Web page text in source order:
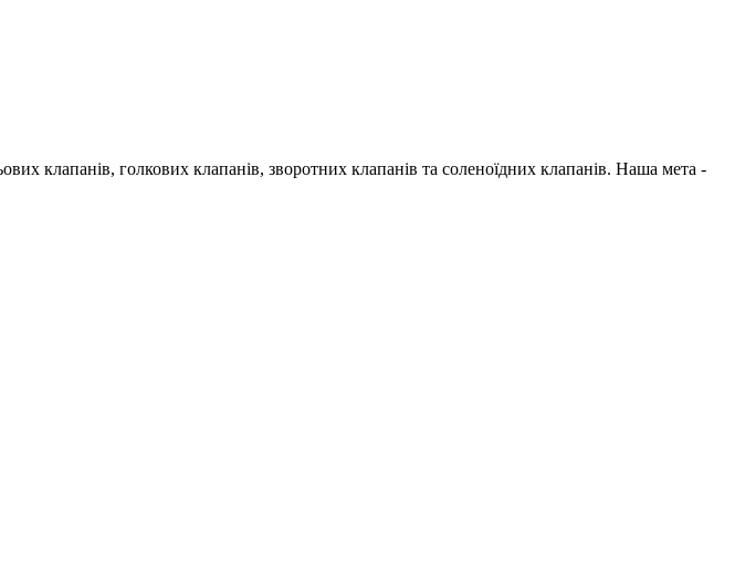
клапанів, голкових клапанів, зворотних клапанів та соленоїдних клапанів. Наша мета -